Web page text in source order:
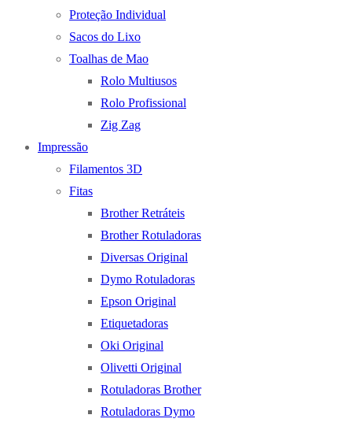
Proteção Individual
Sacos do Lixo
Toalhas de Mao
Rolo Multiusos
Rolo Profissional
Zig Zag
Impressão
Filamentos 3D
Fitas
Brother Retráteis
Brother Rotuladoras
Diversas Original
Dymo Rotuladoras
Epson Original
Etiquetadoras
Oki Original
Olivetti Original
Rotuladoras Brother
Rotuladoras Dymo